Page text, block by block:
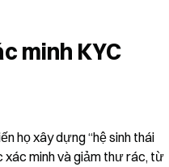
minh KYC
họ xây dựng “hệ sinh thái
xác minh và giảm thư rác, từ